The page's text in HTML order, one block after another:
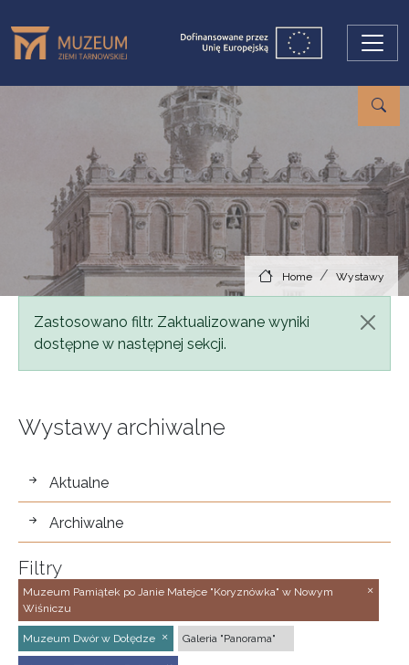
Home Wystawy
Status message
Zastosowano filtr. Zaktualizowane wyniki
dostępne w następnej sekcji.
Wystawy archiwalne
wystawy
Aktualne
Archiwalne
Filtry
Muzeum Pamiątek po Janie Matejce "Koryznówka" w Nowym
Wiśniczu
Muzeum Dwór w Dołędze Galeria "Panorama"